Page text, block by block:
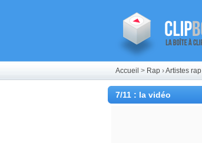
Accueil > Rap ›Artistes rap
7/11 : la vidéo